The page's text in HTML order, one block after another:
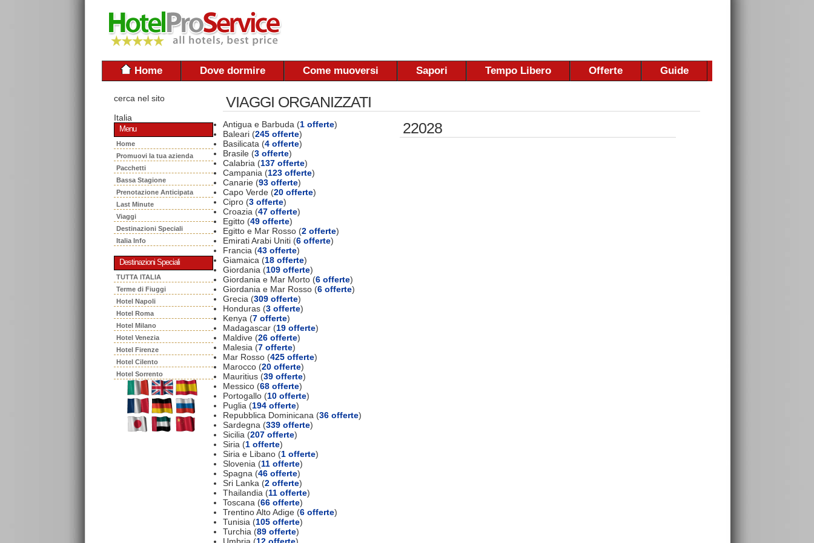
Home Dove dormire Come muoversi Sapori Tempo Libero Offerte Guide
cerca nel sito
Italia
Menu
Home
Promuovi la tua azienda
Pacchetti
Bassa Stagione
Prenotazione Anticipata
Last Minute
Viaggi
Destinazioni Speciali
Italia Info
Destinazioni Speciali
TUTTA ITALIA
Terme di Fiuggi
Hotel Napoli
Hotel Roma
Hotel Milano
Hotel Venezia
Hotel Firenze
Hotel Cilento
Hotel Sorrento
VIAGGI ORGANIZZATI
Antigua e Barbuda (1 offerte)
Baleari (245 offerte)
Basilicata (4 offerte)
Brasile (3 offerte)
Calabria (137 offerte)
Campania (123 offerte)
Canarie (93 offerte)
Capo Verde (20 offerte)
Cipro (3 offerte)
Croazia (47 offerte)
Egitto (49 offerte)
Egitto e Mar Rosso (2 offerte)
Emirati Arabi Uniti (6 offerte)
Francia (43 offerte)
Giamaica (18 offerte)
Giordania (109 offerte)
Giordania e Mar Morto (6 offerte)
Giordania e Mar Rosso (6 offerte)
Grecia (309 offerte)
Honduras (3 offerte)
Kenya (7 offerte)
Madagascar (19 offerte)
Maldive (26 offerte)
Malesia (7 offerte)
Mar Rosso (425 offerte)
Marocco (20 offerte)
Mauritius (39 offerte)
Messico (68 offerte)
Portogallo (10 offerte)
Puglia (194 offerte)
Repubblica Dominicana (36 offerte)
Sardegna (339 offerte)
Sicilia (207 offerte)
Siria (1 offerte)
Siria e Libano (1 offerte)
Slovenia (11 offerte)
Spagna (46 offerte)
Sri Lanka (2 offerte)
Thailandia (11 offerte)
Toscana (66 offerte)
Trentino Alto Adige (6 offerte)
Tunisia (105 offerte)
Turchia (89 offerte)
Umbria (12 offerte)
22028